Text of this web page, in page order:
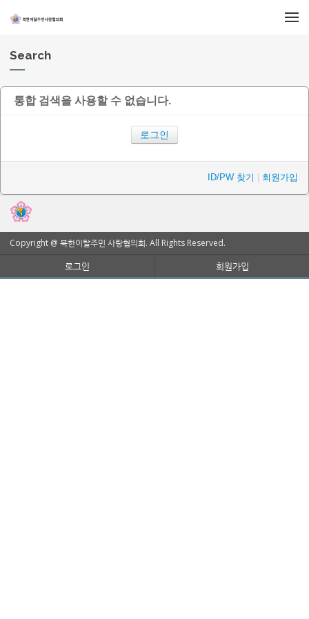
Search
통합 검색을 사용할 수 없습니다.
로그인
ID/PW 찾기 회원가입
Copyright @ 북한이탈주민 사랑협의회. All Rights Reserved.
로그인 회원가입